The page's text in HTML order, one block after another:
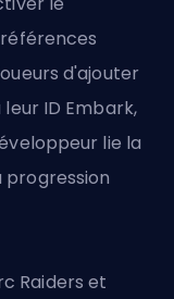
d'ajouter
ID Embark,
lie la
Raiders et